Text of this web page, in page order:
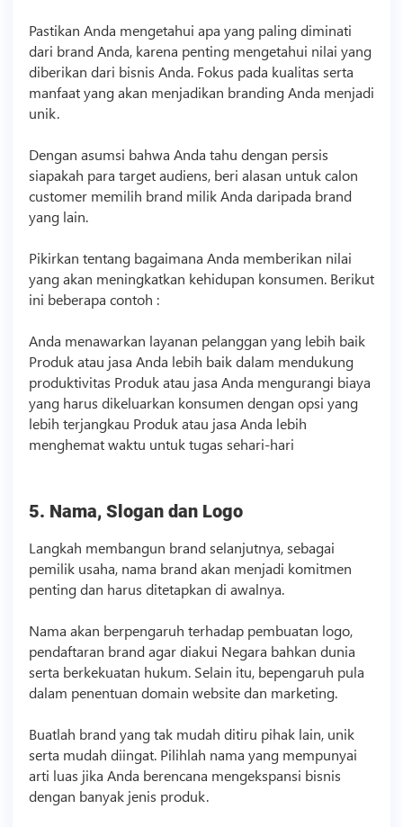
Pastikan Anda mengetahui apa yang paling diminati
dari brand Anda, karena penting mengetahui nilai yang
diberikan dari bisnis Anda. Fokus pada kualitas serta
manfaat yang akan menjadikan branding Anda menjadi
unik.
Dengan asumsi bahwa Anda tahu dengan persis
siapakah para target audiens, beri alasan untuk calon
customer memilih brand milik Anda daripada brand
yang lain.
Pikirkan tentang bagaimana Anda memberikan nilai
yang akan meningkatkan kehidupan konsumen. Berikut
ini beberapa contoh :
Anda menawarkan layanan pelanggan yang lebih baik
Produk atau jasa Anda lebih baik dalam mendukung
produktivitas Produk atau jasa Anda mengurangi biaya
yang harus dikeluarkan konsumen dengan opsi yang
lebih terjangkau Produk atau jasa Anda lebih
menghemat waktu untuk tugas sehari-hari
5. Nama, Slogan dan Logo
Langkah membangun brand selanjutnya, sebagai
pemilik usaha, nama brand akan menjadi komitmen
penting dan harus ditetapkan di awalnya.
Nama akan berpengaruh terhadap pembuatan logo,
pendaftaran brand agar diakui Negara bahkan dunia
serta berkekuatan hukum. Selain itu, bepengaruh pula
dalam penentuan domain website dan marketing.
Buatlah brand yang tak mudah ditiru pihak lain, unik
serta mudah diingat. Pilihlah nama yang mempunyai
arti luas jika Anda berencana mengekspansi bisnis
dengan banyak jenis produk.